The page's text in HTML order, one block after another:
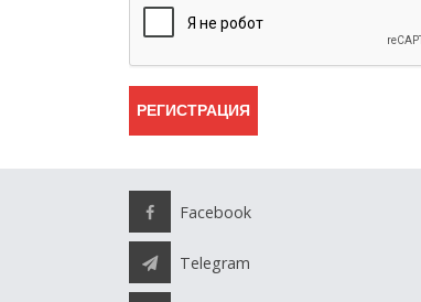
Facebook
Telegram